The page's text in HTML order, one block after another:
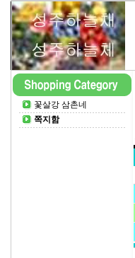
꽃살강 삼촌네
쪽지함